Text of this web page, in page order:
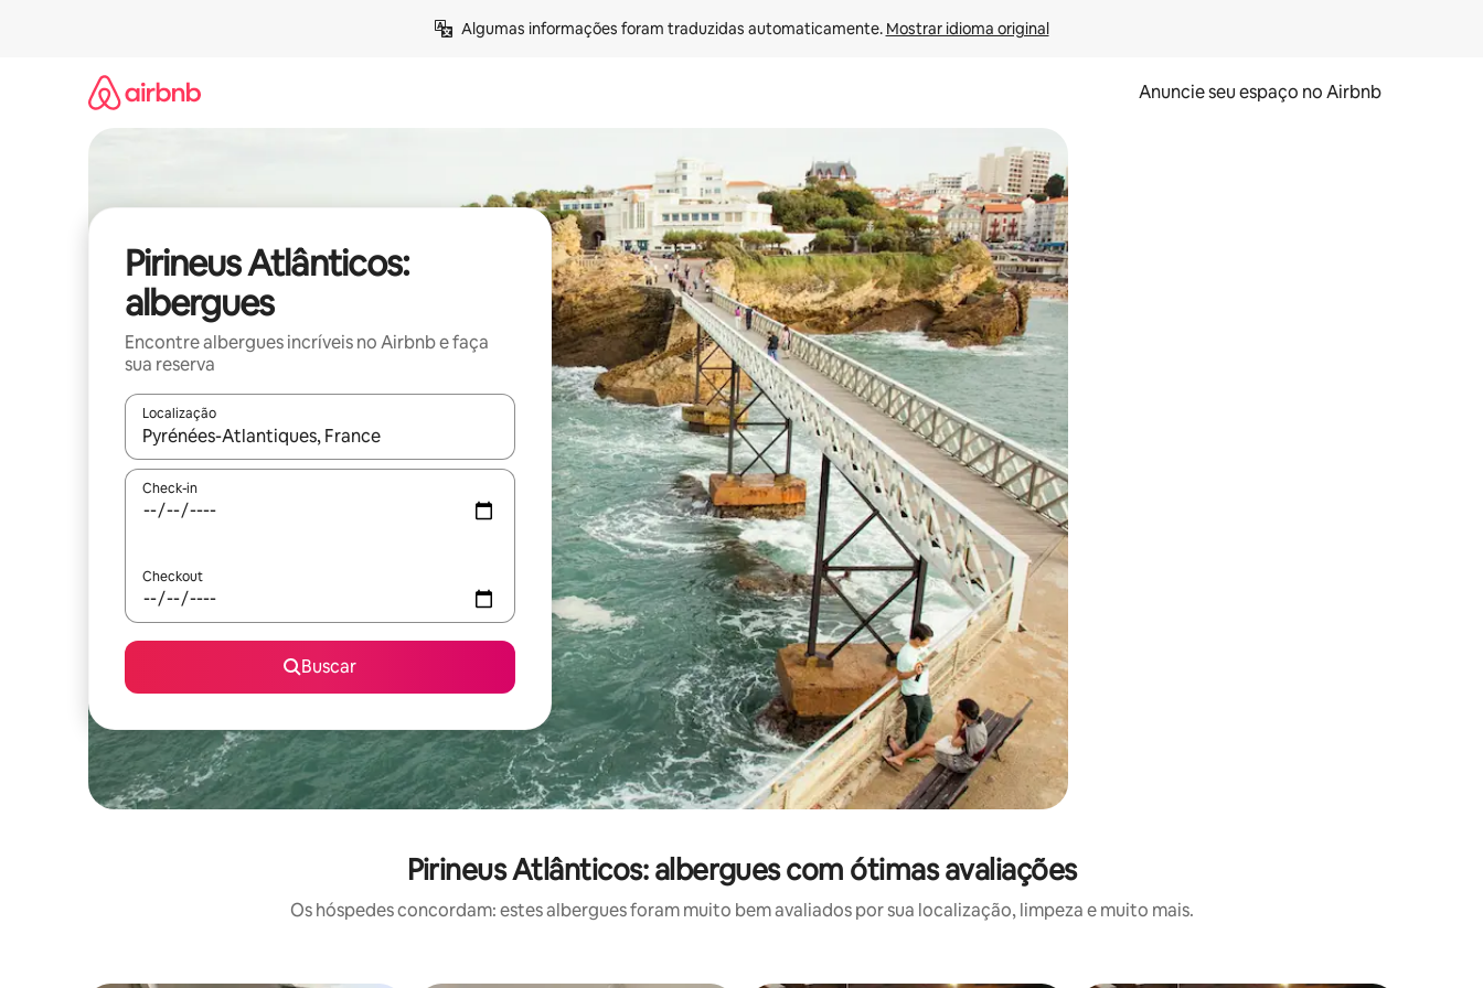
Algumas informações foram traduzidas automaticamente. Mostrar idioma original
Anuncie seu espaço no Airbnb
Pirineus Atlânticos:
albergues
Encontre albergues incríveis no Airbnb e faça
sua reserva
Localização
Quando os resultados estiverem disponíveis, explore-os usando as seta para cima e para baixo do teclado ou tocando e deslizando o dedo na tela.
Check-in
Checkout
Buscar
Pirineus Atlânticos: albergues com ótimas avaliações
Os hóspedes concordam: estes albergues foram muito bem avaliados por sua localização, limpeza e muito mais.